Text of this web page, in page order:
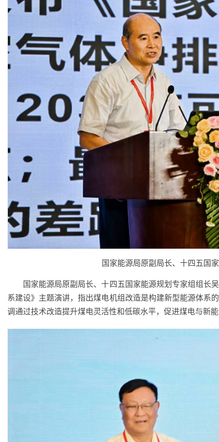
国家能源局原副局长、十四五国
国家能源局原副局长、十四五国家能源规划专家组组长
系建设》主题演讲，指出煤电机组改造是构建新型能源体系
调通过技术改造提升煤电灵活性和低碳水平，促进煤电与新